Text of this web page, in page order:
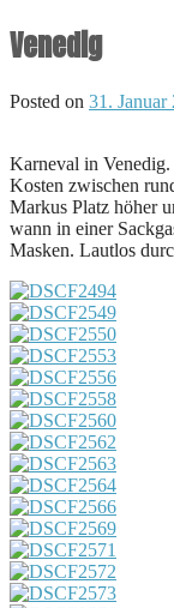
Venedig
Posted on 31. Januar
Karneval in
Kosten zwischen
Markus Platz höher
wann in einer
Masken. Lautlos